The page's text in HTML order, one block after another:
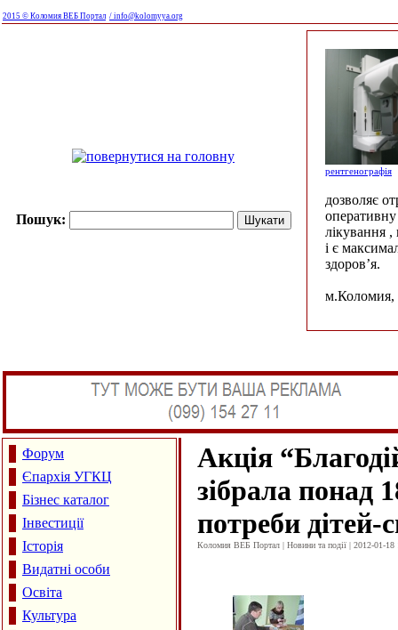
2015 © Коломия ВЕБ Портал / info@kolomyya.org
Пошук:
рентгенографія
дозволяє
лікування ,
і є
здоров’я.
м.Коломия,
Форум
Єпархія УГКЦ
Бізнес каталог
Інвестиції
Історія
Видатні особи
Освіта
Культура
Акція
зібрала понад
потреби дітей-
Коломия ВЕБ Портал | Новини та події | 2012-01-18